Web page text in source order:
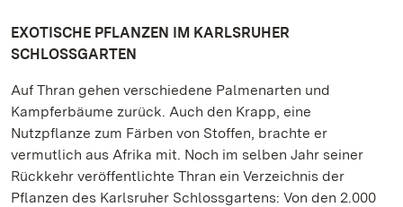
EXOTISCHE PFLANZEN IM KARLSRUHER
SCHLOSSGARTEN
Auf Thran gehen verschiedene Palmenarten und
Kampferbäume zurück. Auch den Krapp, eine
Nutzpflanze zum Färben von Stoffen, brachte er
vermutlich aus Afrika mit. Noch im selben Jahr seiner
Rückkehr veröffentlichte Thran ein Verzeichnis der
Pflanzen des Karlsruher Schlossgartens: Von den 2.000